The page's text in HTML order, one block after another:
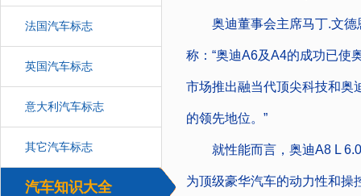
法国汽车标志
英国汽车标志
意大利汽车标志
其它汽车标志
汽车知识大全
奥迪董事会主席马丁.文德
称：“奥迪A6及A4的成功已使
市场推出融当代顶尖科技和奥
的领先地位。”
就性能而言，奥迪A8 L 6.0
为顶级豪华汽车的动力性和操